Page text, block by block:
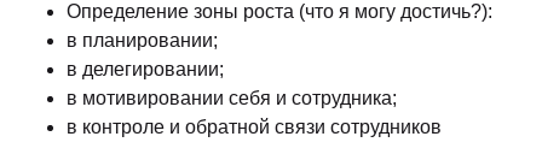
Определение зоны роста (что я могу достичь?):
в планировании;
в делегировании;
в мотивировании себя и сотрудника;
в контроле и обратной связи сотрудников